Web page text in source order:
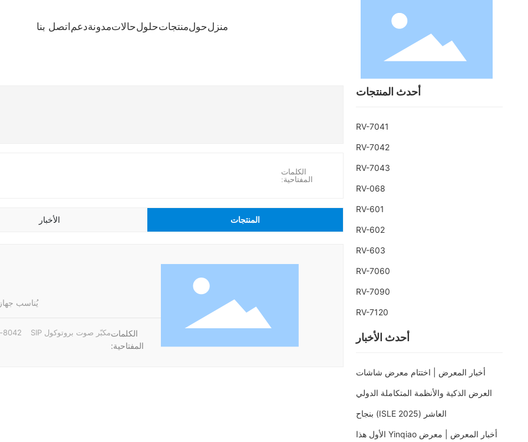
منزلحولمنتجاتحلولحالاتمدونةدعم اتصل بنا
الكلمات
المفتاحية:
المنتجات الأخبار
يُناسب جهاز RV-8042 المكاتب، والفصول الدراسية العادية، وقاعات المؤتمرات.
الكلمات
المفتاحية:
مكبّر صوت بروتوكول SIP 8042
أحدث المنتجات
RV-7041
RV-7042
RV-7043
RV-068
RV-601
RV-602
RV-603
RV-7060
RV-7090
RV-7120
أحدث الأخبار
أخبار المعرض | اختتام معرض شاشات
العرض الذكية والأنظمة المتكاملة الدولي
العاشر (ISLE 2025) بنجاح
أخبار المعرض | معرض Yinqiao الأول هذا